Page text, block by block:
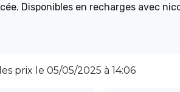
Disponibles en recharges avec
utiliser : il suffit de remplacer
prix le 05/05/2025 à 14:06